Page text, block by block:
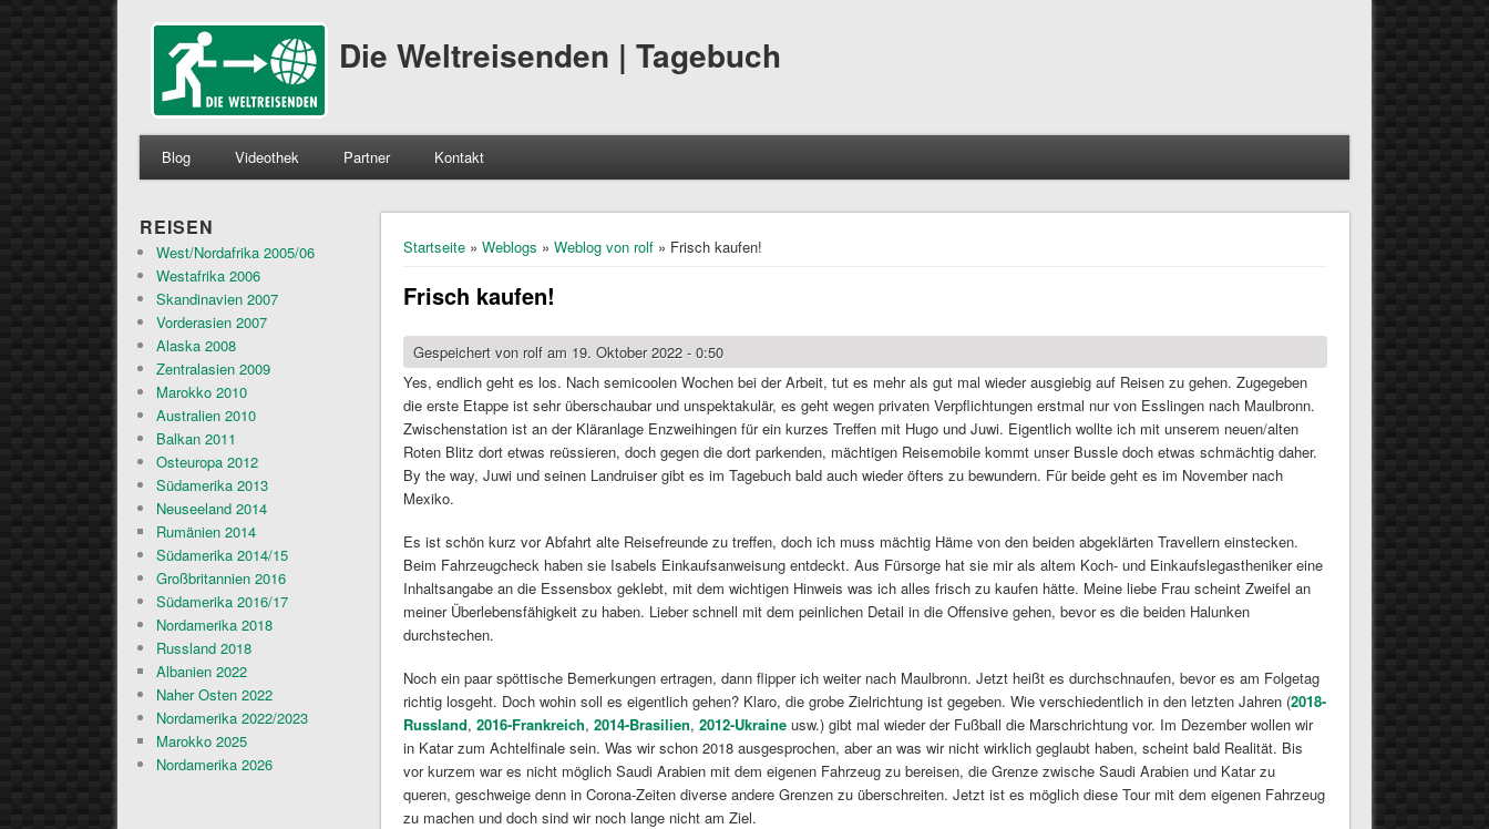
Die Weltreisenden | Tagebuch
Blog Videothek Partner Kontakt
Sie sind hier
Startseite »Weblogs »Weblog von rolf » Frisch kaufen!
Frisch kaufen!
Gespeichert von rolf am 19. Oktober 2022 - 0:50
Yes, endlich geht es los. Nach semicoolen Wochen bei der Arbeit, tut es mehr als gut mal wieder ausgiebig auf Reisen zu gehen. Zugegeben
die erste Etappe ist sehr überschaubar und unspektakulär, es geht wegen privaten Verpflichtungen erstmal nur von Esslingen nach Maulbronn.
Zwischenstation ist an der Kläranlage Enzweihingen für ein kurzes Treffen mit Hugo und Juwi. Eigentlich wollte ich mit unserem neuen/alten
Roten Blitz dort etwas reüssieren, doch gegen die dort parkenden, mächtigen Reisemobile kommt unser Bussle doch etwas schmächtig daher.
By the way, Juwi und seinen Landruiser gibt es im Tagebuch bald auch wieder öfters zu bewundern. Für beide geht es im November nach
Mexiko.
Es ist schön kurz vor Abfahrt alte Reisefreunde zu treffen, doch ich muss mächtig Häme von den beiden abgeklärten Travellern einstecken.
Beim Fahrzeugcheck haben sie Isabels Einkaufsanweisung entdeckt. Aus Fürsorge hat sie mir als altem Koch- und Einkaufslegastheniker eine
Inhaltsangabe an die Essensbox geklebt, mit dem wichtigen Hinweis was ich alles frisch zu kaufen hätte. Meine liebe Frau scheint Zweifel an
meiner Überlebensfähigkeit zu haben. Lieber schnell mit dem peinlichen Detail in die Offensive gehen, bevor es die beiden Halunken
durchstechen.
Noch ein paar spöttische Bemerkungen ertragen, dann flipper ich weiter nach Maulbronn. Jetzt heißt es durchschnaufen, bevor es am Folgetag
richtig losgeht. Doch wohin soll es eigentlich gehen? Klaro, die grobe Zielrichtung ist gegeben. Wie verschiedentlich in den letzten Jahren (2018-
Russland,2016-Frankreich,2014-Brasilien,2012-Ukraine usw.) gibt mal wieder der Fußball die Marschrichtung vor. Im Dezember wollen wir
in Katar zum Achtelfinale sein. Was wir schon 2018 ausgesprochen, aber an was wir nicht wirklich geglaubt haben, scheint bald Realität. Bis
vor kurzem war es nicht möglich Saudi Arabien mit dem eigenen Fahrzeug zu bereisen, die Grenze zwische Saudi Arabien und Katar zu
queren, geschweige denn in Corona-Zeiten diverse andere Grenzen zu überschreiten. Jetzt ist es möglich diese Tour mit dem eigenen Fahrzeug
zu machen und doch sind wir noch lange nicht am Ziel.
REISEN
West/Nordafrika 2005/06
Westafrika 2006
Skandinavien 2007
Vorderasien 2007
Alaska 2008
Zentralasien 2009
Marokko 2010
Australien 2010
Balkan 2011
Osteuropa 2012
Südamerika 2013
Neuseeland 2014
Rumänien 2014
Südamerika 2014/15
Großbritannien 2016
Südamerika 2016/17
Nordamerika 2018
Russland 2018
Albanien 2022
Naher Osten 2022
Nordamerika 2022/2023
Marokko 2025
Nordamerika 2026